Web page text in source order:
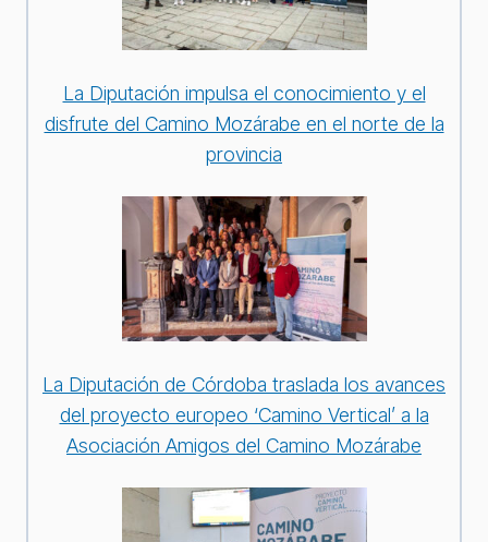
La Diputación impulsa el conocimiento y el
disfrute del Camino Mozárabe en el norte de la
provincia
La Diputación de Córdoba traslada los avances
del proyecto europeo ‘Camino Vertical’ a la
Asociación Amigos del Camino Mozárabe